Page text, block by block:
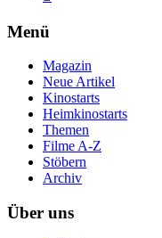
Menü
Magazin
Neue Artikel
Kinostarts
Heimkinostarts
Themen
Filme A-Z
Stöbern
Archiv
Über uns